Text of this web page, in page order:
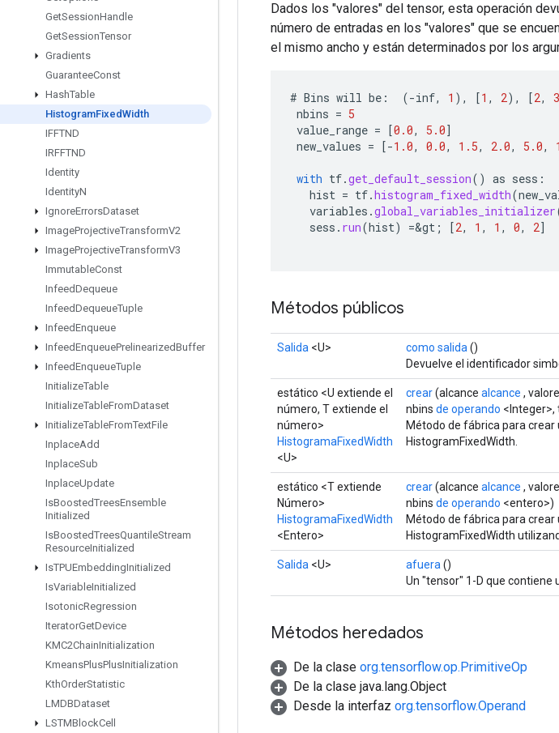
GetSessionHandle
GetSessionTensor
Gradients
GuaranteeConst
HashTable
HistogramFixedWidth
IFFTND
IRFFTND
Identity
IdentityN
IgnoreErrorsDataset
ImageProjectiveTransformV2
ImageProjectiveTransformV3
ImmutableConst
InfeedDequeue
InfeedDequeueTuple
InfeedEnqueue
InfeedEnqueuePrelinearizedBuffer
InfeedEnqueueTuple
InitializeTable
InitializeTableFromDataset
InitializeTableFromTextFile
InplaceAdd
InplaceSub
InplaceUpdate
IsBoostedTreesEnsemble
Initialized
IsBoostedTreesQuantileStream
ResourceInitialized
IsTPUEmbeddingInitialized
IsVariableInitialized
IsotonicRegression
IteratorGetDevice
KMC2ChainInitialization
KmeansPlusPlusInitialization
KthOrderStatistic
LMDBDataset
LSTMBlockCell
Dados los "valores" del tensor, esta operación
número de entradas en los "valores" que se
el mismo ancho y están determinados por los
# Bins will be : (-inf, 1 ), [1 , 2), [2, 3
nbins = 5
value_range = [0.0, 5.0]
new_values = [-1.0, 0.0, 1.5, 2.0, 5.0,
with tf.get_default_session() as sess :
hist = tf.histogram_fixed_width(
variables .global_variables_initializer
sess . run(hist) =&gt ; [2, 1 , 1 , 0, 2]
Métodos públicos
Salida <U> como salida ()
Devuelve el identificador
estático <U extiende el
número, T extiende el
número>
HistogramaFixedWidth
<U>
crear(alcance alcance ,
nbins de operando <Integer>,
Método de fábrica para crear
HistogramFixedWidth.
estático <T extiende
Número>
HistogramaFixedWidth
<Entero>
crear(alcance alcance ,
nbins de operando <entero>)
Método de fábrica para crear
HistogramFixedWidth
Salida <U> afuera ()
Un "tensor" 1-D que contiene
Métodos heredados
De la clase org.tensorflow.op.PrimitiveOp
De la clase java.lang.Object
Desde la interfaz org.tensorflow.Operand